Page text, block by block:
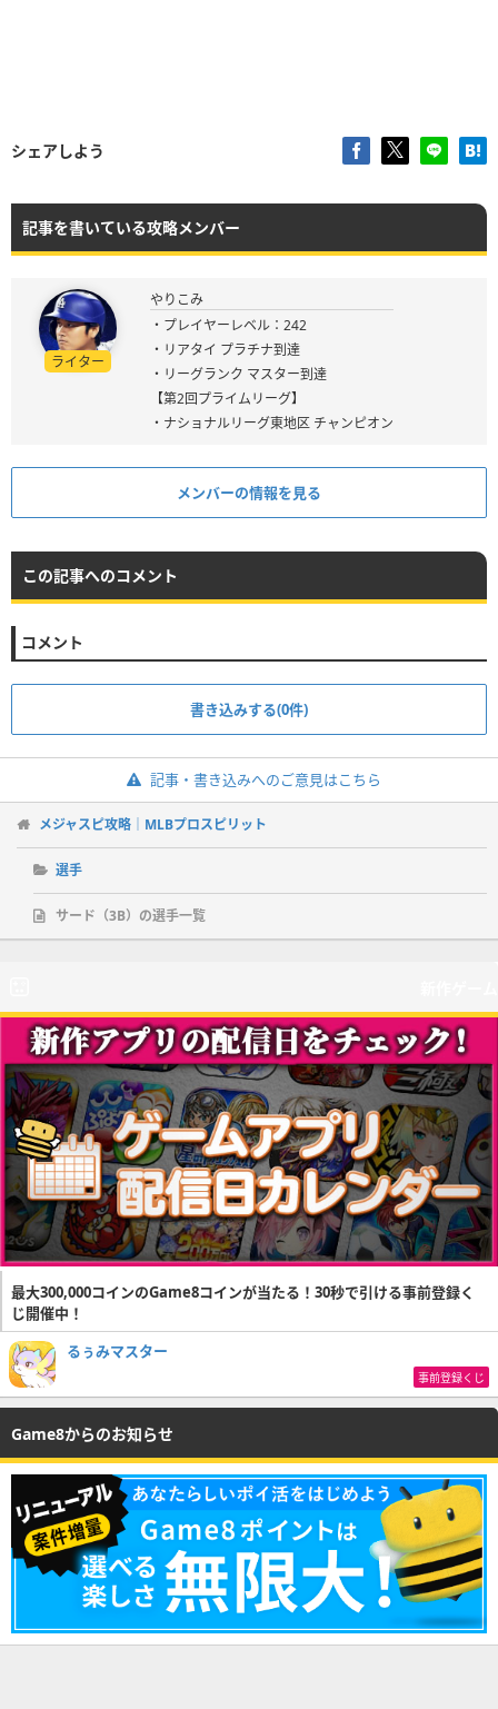
シェアしよう
記事を書いている攻略メンバー
ライター
やりこみ
・プレイヤーレベル：242
・リアタイ プラチナ到達
・リーグランク マスター到達
【第2回プライムリーグ】
・ナショナルリーグ東地区 チャンピオン
メンバーの情報を見る
この記事へのコメント
コメント
書き込みする(0件)
記事・書き込みへのご意見はこちら
メジャスピ攻略｜MLBプロスピリット
選手
サード（3B）の選手一覧
最大300,000コインのGame8コインが当たる！30秒で引ける事前登録く
じ開催中！
るぅみマスター
事前登録くじ
Game8からのお知らせ